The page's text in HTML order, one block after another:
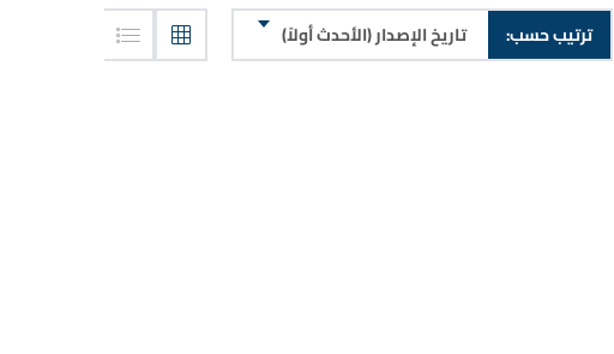
ترتيب حسب: تاريخ الإصدار (الأحدث أولاً)